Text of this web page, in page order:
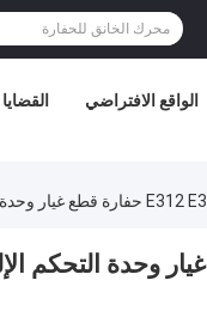
القضايا الواقع الافتراضي
E312 E3 حفارة قطع غيار وحدة التحكم الإلكترونية 119-0609X-00 ECU MCU وحدة صندوق لوحة الكمبيوتر